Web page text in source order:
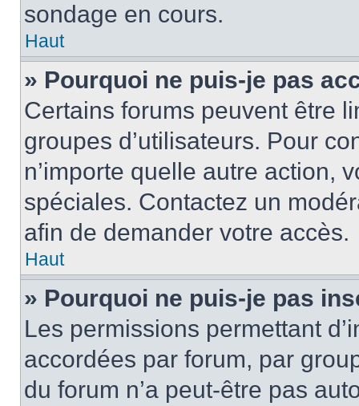
sondage en cours.
Haut
» Pourquoi ne puis-je pas
Certains forums peuvent être
groupes d’utilisateurs. Pour
n’importe quelle autre action,
spéciales. Contactez un
afin de demander votre accès.
Haut
» Pourquoi ne puis-je pas
Les permissions permettant
accordées par forum, par
du forum n’a peut-être pas